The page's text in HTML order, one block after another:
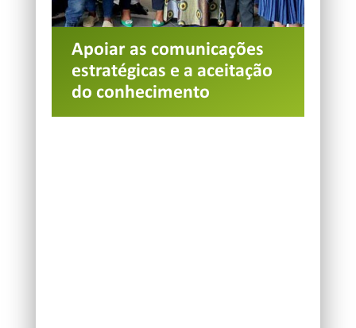
Apoiar as comunicações
estratégicas e a aceitação
do conhecimento